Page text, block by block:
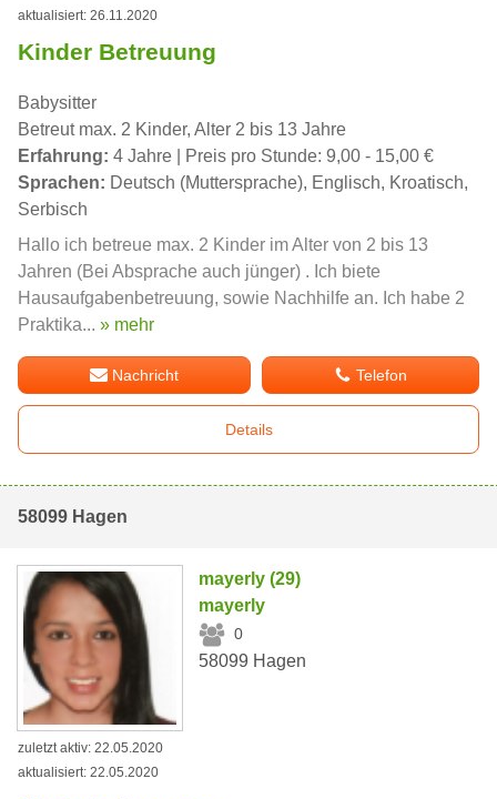
aktualisiert: 26.11.2020
Kinder Betreuung
Babysitter
Betreut max. 2 Kinder, Alter 2 bis 13 Jahre
Erfahrung: 4 Jahre | Preis pro Stunde: 9,00 - 15,00 €
Sprachen: Deutsch (Muttersprache), Englisch, Kroatisch,
Serbisch
Hallo ich betreue max. 2 Kinder im Alter von 2 bis 13
Jahren (Bei Absprache auch jünger) . Ich biete
Hausaufgabenbetreuung, sowie Nachhilfe an. Ich habe 2
Praktika... » mehr
Nachricht Telefon
Details
58099 Hagen
mayerly (29)
mayerly
0
58099 Hagen
zuletzt aktiv: 22.05.2020
aktualisiert: 22.05.2020